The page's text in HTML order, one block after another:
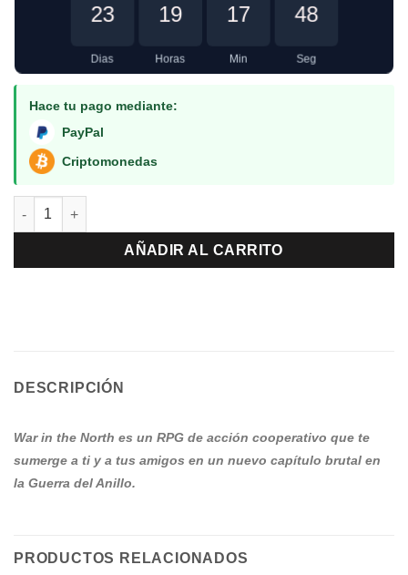
23
Dias
19
Horas
17
Min
48
Seg
Hace tu pago mediante:
PayPal
Criptomonedas
El Señor de los anillos War in the North PS3 cantidad
AÑADIR AL CARRITO
DESCRIPCIÓN
War in the North es un RPG de acción cooperativo que te
sumerge a ti y a tus amigos en un nuevo capítulo brutal en
la Guerra del Anillo.
PRODUCTOS RELACIONADOS